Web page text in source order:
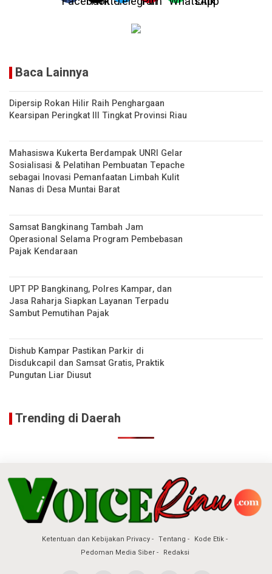
Baca Lainnya
Dipersip Rokan Hilir Raih Penghargaan
Kearsipan Peringkat III Tingkat Provinsi Riau
Mahasiswa Kukerta Berdampak UNRI Gelar
Sosialisasi & Pelatihan Pembuatan Tepache
sebagai Inovasi Pemanfaatan Limbah Kulit
Nanas di Desa Muntai Barat
Samsat Bangkinang Tambah Jam
Operasional Selama Program Pembebasan
Pajak Kendaraan
UPT PP Bangkinang, Polres Kampar, dan
Jasa Raharja Siapkan Layanan Terpadu
Sambut Pemutihan Pajak
Dishub Kampar Pastikan Parkir di
Disdukcapil dan Samsat Gratis, Praktik
Pungutan Liar Diusut
Trending di Daerah
Ketentuan dan Kebijakan Privacy Tentang
Kode Etik
Pedoman Media Siber
Redaksi